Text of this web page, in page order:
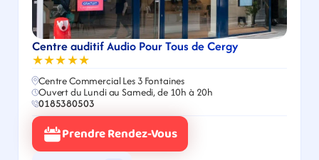
Centre auditif Audio Pour Tous de Cergy
★★★★★
Centre Commercial Les 3 Fontaines
Ouvert du Lundi au Samedi, de 10h à 20h
0185380503
Prendre Rendez-Vous